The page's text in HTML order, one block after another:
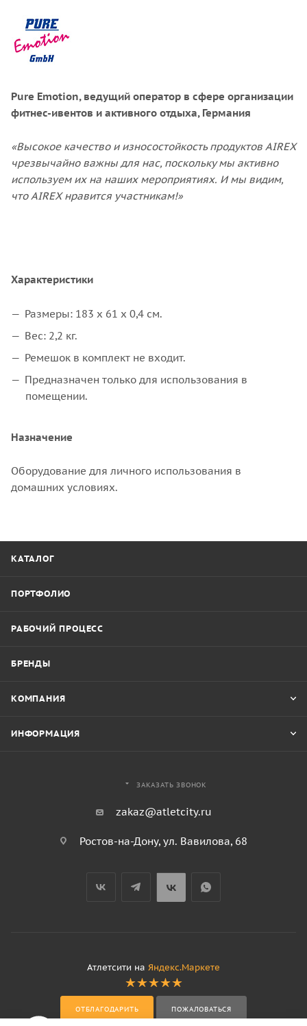
Pure Emotion, ведущий оператор в сфере организации
фитнес-ивентов и активного отдыха, Германия
«Высокое качество и износостойкость продуктов AIREX
чрезвычайно важны для нас, поскольку мы активно
используем их на наших мероприятиях. И мы видим,
что AIREX нравится участникам!»
Характеристики
Размеры: 183 x 61 х 0,4 см.
Вес: 2,2 кг.
Ремешок в комплект не входит.
Предназначен только для использования в
помещении.
Назначение
Оборудование для личного использования в
домашних условиях.
КАТАЛОГ
ПОРТФОЛИО
РАБОЧИЙ ПРОЦЕСС
БРЕНДЫ
КОМПАНИЯ
ИНФОРМАЦИЯ
ЗАКАЗАТЬ ЗВОНОК
zakaz@atletcity.ru
Ростов-на-Дону, ул. Вавилова, 68
Атлетсити на Яндекс.Маркете
ОТБЛАГОДАРИТЬ ПОЖАЛОВАТЬСЯ